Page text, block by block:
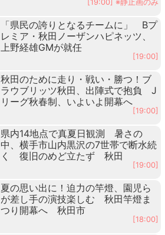
[19:00] ※静止画のみ
「県民の誇りとなるチームに」 Bプ
レミア・秋田ノーザンハピネッツ、
上野経雄GMが就任
[19:00]
秋田のために走り・戦い・勝つ！ブ
ラウブリッツ秋田、出陣式で抱負 J
リーグ秋春制、いよいよ開幕へ
[19:00]
県内14地点で真夏日観測 暑さの
中、横手市山内黒沢の7世帯で断水続
く 復旧のめど立たず 秋田
[19:00]
夏の思い出に！迫力の竿燈、園児ら
が差し手の演技楽しむ 秋田竿燈ま
つり開幕へ 秋田市
[18:00]